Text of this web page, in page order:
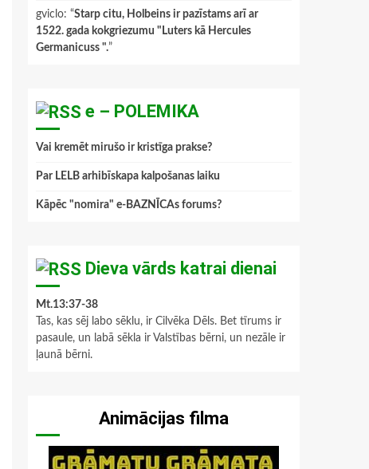
gviclo: “Starp citu, Holbeins ir pazīstams arī ar
1522. gada kokgriezumu "Luters kā Hercules
Germanicuss ".”
e – POLEMIKA
Vai kremēt mirušo ir kristīga prakse?
Par LELB arhibīskapa kalpošanas laiku
Kāpēc "nomira" e-BAZNĪCAs forums?
Dieva vārds katrai dienai
Mt.13:37-38
Tas, kas sēj labo sēklu, ir Cilvēka Dēls. Bet tīrums ir
pasaule, un labā sēkla ir Valstības bērni, un nezāle ir
ļaunā bērni.
Animācijas filma